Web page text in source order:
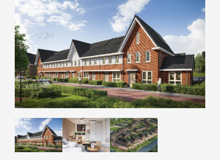
Bestaande bouw
Internationaal
Nieuwbouw
Bedrijfsaanbod
Huuraanbod
Bestaande bouw
Internationaal
Nieuwbouw
Bedrijfsaanbod
Diensten